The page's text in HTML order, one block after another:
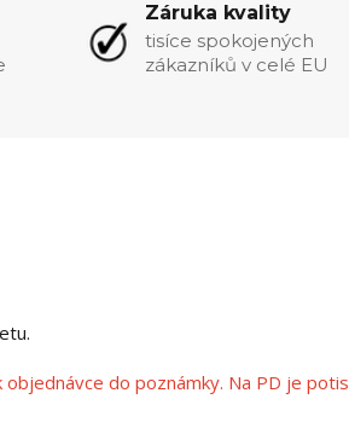
Záruka kvality
tisíce spokojených
zákazníků v celé EU
do poznámky. Na PD je